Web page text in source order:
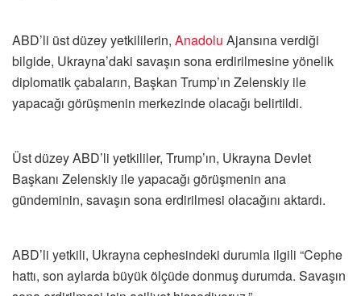
ABD’li üst düzey yetkililerin, Anadolu Ajansına verdiği
bilgide, Ukrayna’daki savaşın sona erdirilmesine yönelik
diplomatik çabaların, Başkan Trump’ın Zelenskiy ile
yapacağı görüşmenin merkezinde olacağı belirtildi.
Üst düzey ABD’li yetkililer, Trump’ın, Ukrayna Devlet
Başkanı Zelenskiy ile yapacağı görüşmenin ana
gündeminin, savaşın sona erdirilmesi olacağını aktardı.
ABD’li yetkili, Ukrayna cephesindeki durumla ilgili “Cephe
hattı, son aylarda büyük ölçüde donmuş durumda. Savaşın